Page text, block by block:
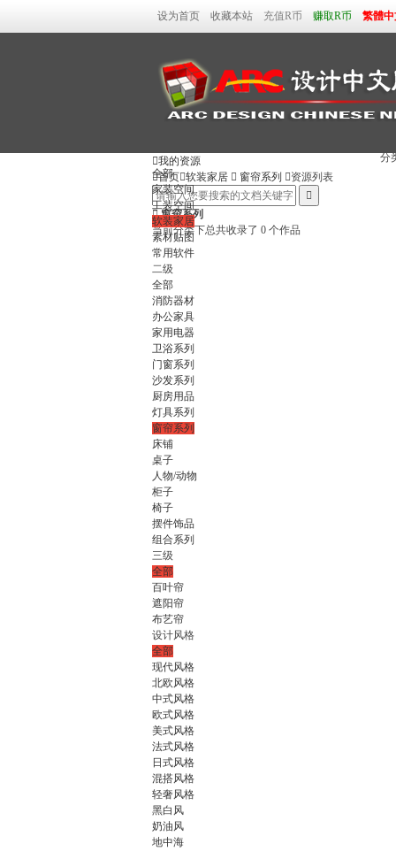
设为首页 收藏本站 充值R币 赚取R币 繁體中
我的资源
首页软装家居  窗帘系列 资源列表

窗帘系列
当前分类下总共收录了 0 个作品
分
全部
家装空间
工装空间
软装家居
素材贴图
常用软件
二级
全部
消防器材
办公家具
家用电器
卫浴系列
门窗系列
沙发系列
厨房用品
灯具系列
窗帘系列
床铺
桌子
人物/动物
柜子
椅子
摆件饰品
组合系列
三级
全部
百叶帘
遮阳帘
布艺帘
设计风格
全部
现代风格
北欧风格
中式风格
欧式风格
美式风格
法式风格
日式风格
混搭风格
轻奢风格
黑白风
奶油风
地中海